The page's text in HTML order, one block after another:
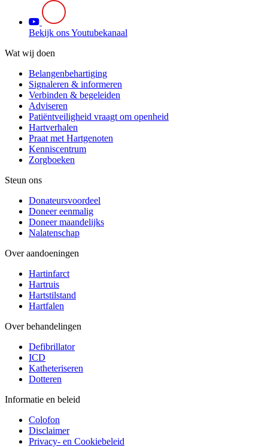
Bekijk ons Youtubekanaal
Wat wij doen
Belangenbehartiging
Signaleren & informeren
Verbinden & begeleiden
Adviseren
Patiëntveiligheid vraagt om openheid
Hartverhalen
Praat met Hartgenoten
Kenniscentrum
Zorgboeken
Steun ons
Donateursvoordeel
Doneer eenmalig
Doneer maandelijks
Nalatenschap
Over aandoeningen
Hartinfarct
Hartruis
Hartstilstand
Hartfalen
Over behandelingen
Defibrillator
ICD
Katheteriseren
Dotteren
Informatie en beleid
Colofon
Disclaimer
Privacy- en Cookiebeleid